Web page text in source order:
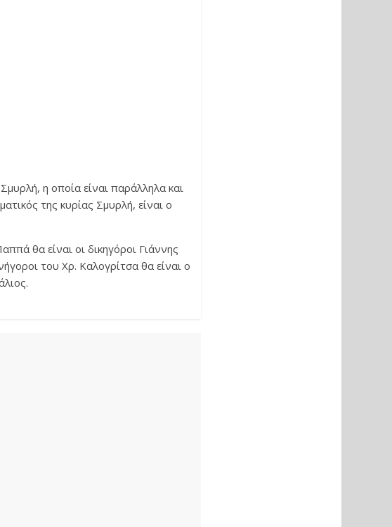
η οποία είναι παράλληλα και
της κυρίας Σμυρλή, είναι ο
θα είναι οι δικηγόροι Γιάννης
του Χρ. Καλογρίτσα θα είναι ο